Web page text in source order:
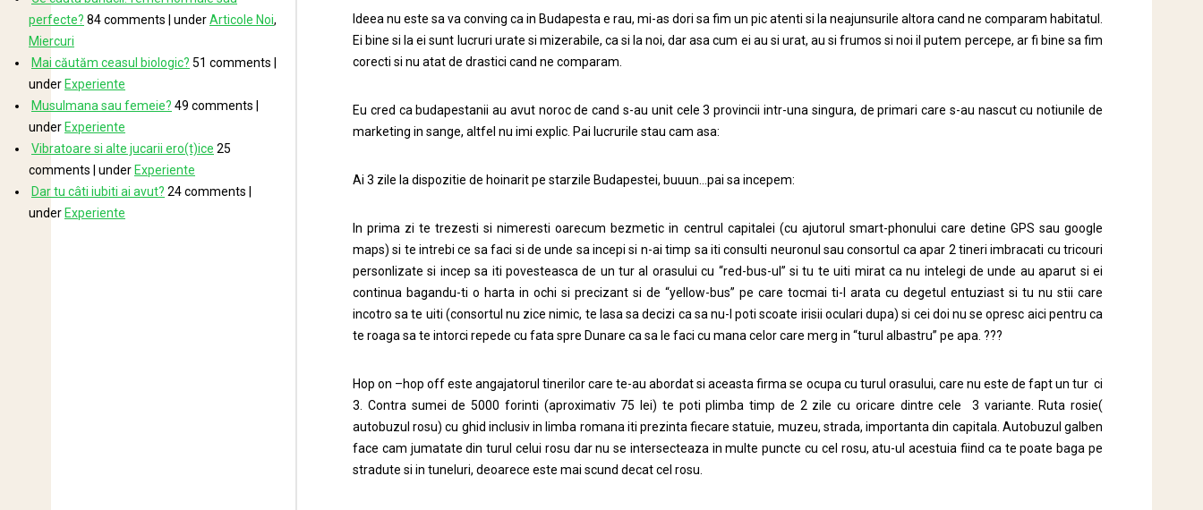
Ideea nu este sa va conving ca in Budapesta e rau, mi-as dori sa fim un pic atenti si la neajunsurile altora cand ne comparam habitatul.
Ei bine si la ei sunt lucruri urate si mizerabile, ca si la noi, dar asa cum ei au si urat, au si frumos si noi il putem percepe, ar fi bine sa fim
corecti si nu atat de drastici cand ne comparam.
Eu cred ca budapestanii au avut noroc de cand s-au unit cele 3 provincii intr-una singura, de primari care s-au nascut cu notiunile de
marketing in sange, altfel nu imi explic. Pai lucrurile stau cam asa:
Ai 3 zile la dispozitie de hoinarit pe starzile Budapestei, buuun…pai sa incepem:
In prima zi te trezesti si nimeresti oarecum bezmetic in centrul capitalei (cu ajutorul smart-phonului care detine GPS sau google
maps) si te intrebi ce sa faci si de unde sa incepi si n-ai timp sa iti consulti neuronul sau consortul ca apar 2 tineri imbracati cu tricouri
personlizate si incep sa iti povesteasca de un tur al orasului cu “red-bus-ul” si tu te uiti mirat ca nu intelegi de unde au aparut si ei
continua bagandu-ti o harta in ochi si precizant si de “yellow-bus” pe care tocmai ti-l arata cu degetul entuziast si tu nu stii care
incotro sa te uiti (consortul nu zice nimic, te lasa sa decizi ca sa nu-I poti scoate irisii oculari dupa) si cei doi nu se opresc aici pentru ca
te roaga sa te intorci repede cu fata spre Dunare ca sa le faci cu mana celor care merg in “turul albastru” pe apa. ???
Hop on –hop off este angajatorul tinerilor care te-au abordat si aceasta firma se ocupa cu turul orasului, care nu este de fapt un tur ci
3. Contra sumei de 5000 forinti (aproximativ 75 lei) te poti plimba timp de 2 zile cu oricare dintre cele 3 variante. Ruta rosie(
autobuzul rosu) cu ghid inclusiv in limba romana iti prezinta fiecare statuie, muzeu, strada, importanta din capitala. Autobuzul galben
face cam jumatate din turul celui rosu dar nu se intersecteaza in multe puncte cu cel rosu, atu-ul acestuia fiind ca te poate baga pe
stradute si in tuneluri, deoarece este mai scund decat cel rosu.
perfecte? 84 comments underArticole Noi,
Miercuri
Mai căutăm ceasul biologic? 51 comments
under Experiente
Musulmana sau femeie? 49 comments
under Experiente
Vibratoare si alte jucarii ero(t)ice 25
comments
under Experiente
Dar tu câti iubiti ai avut? 24 comments
under Experiente